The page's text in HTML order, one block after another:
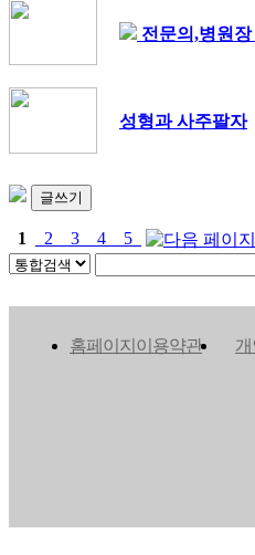
전문의,병원
성형과 사주팔자
글쓰기
1 2 3 4 5
홈페이지이용약관